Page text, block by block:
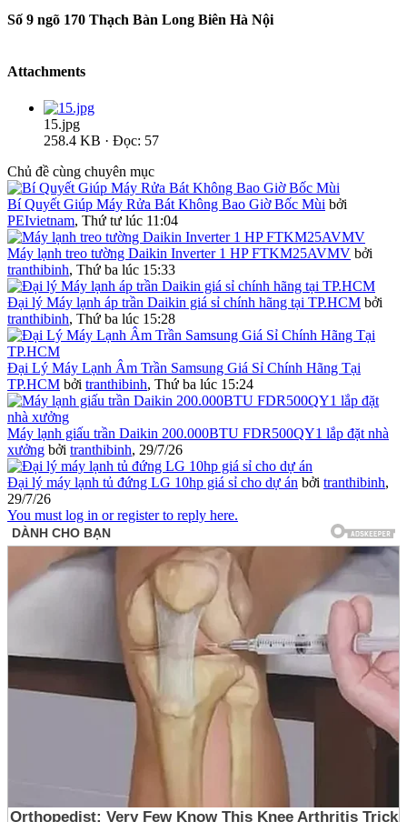
Số 9 ngõ 170 Thạch Bàn Long Biên Hà Nội
Attachments
15.jpg
258.4 KB · Đọc: 57
Chủ đề cùng chuyên mục
Bí Quyết Giúp Máy Rửa Bát Không Bao Giờ Bốc Mùi bởi
PEIvietnam, Thứ tư lúc 11:04
Máy lạnh treo tường Daikin Inverter 1 HP FTKM25AVMV bởi
tranthibinh, Thứ ba lúc 15:33
Đại lý Máy lạnh áp trần Daikin giá sỉ chính hãng tại TP.HCM bởi
tranthibinh, Thứ ba lúc 15:28
Đại Lý Máy Lạnh Âm Trần Samsung Giá Sỉ Chính Hãng Tại
TP.HCM bởi tranthibinh, Thứ ba lúc 15:24
Máy lạnh giấu trần Daikin 200.000BTU FDR500QY1 lắp đặt nhà
xưởng bởi tranthibinh, 29/7/26
Đại lý máy lạnh tủ đứng LG 10hp giá sỉ cho dự án bởi tranthibinh,
29/7/26
You must log in or register to reply here.